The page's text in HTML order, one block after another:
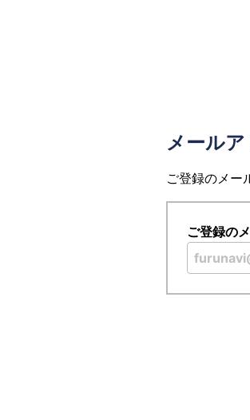
メール
ご登録のメー
ご登録の